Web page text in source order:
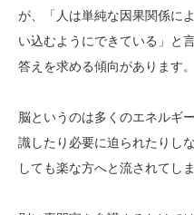
が、「人は単純な因果関係に
い込むようにできている」と
答えを求める傾向があります。
脳というのは多くのエネルギ
識したり必要に迫られたりし
しても楽な方へと流されてし